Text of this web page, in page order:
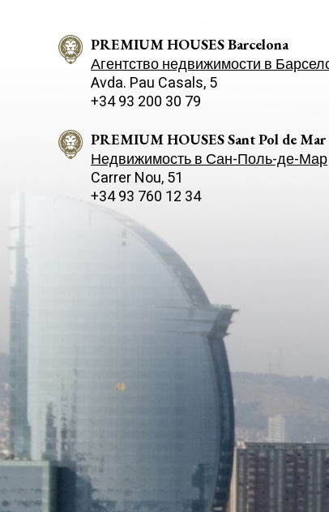
PREMIUM HOUSES Barcelona
Агентство недвижимости в
Avda. Pau Casals, 5
+34 93 200 30 79
PREMIUM HOUSES Sant Pol de Mar
Недвижимость в Сан-Поль-де-Мар
Carrer Nou, 51
+34 93 760 12 34